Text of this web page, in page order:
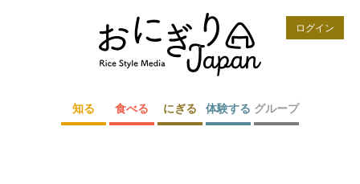
ログイン
知る 食べる にぎる 体験する グループ